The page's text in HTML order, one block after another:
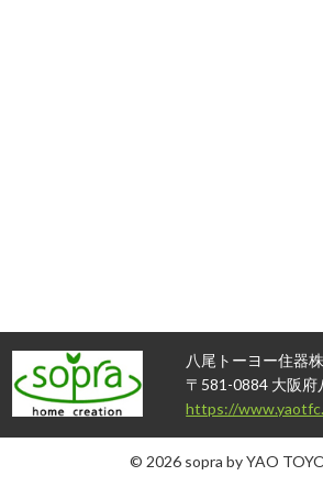
八尾トーヨー住器
〒581-0884 大阪
https://
© 2026 sopra by YAO